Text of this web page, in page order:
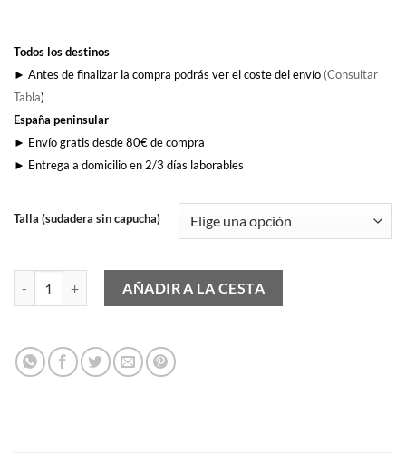
Todos los destinos
► Antes de finalizar la compra podrás ver el coste del envío (Consultar
Tabla)
España peninsular
► Envío gratis desde 80€ de compra
► Entrega a domicilio en 2/3 días laborables
Talla (sudadera sin capucha)
Perros Callejeros cantidadAÑADIR A LA CESTA